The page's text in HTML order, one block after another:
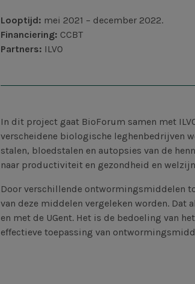
Looptijd: mei 2021 – december 2022.
Financiering: CCBT
Partners: ILVO
In dit project gaat BioForum samen met
verscheidene biologische leghenbedrijven
stalen, bloedstalen en autopsies van de
naar productiviteit en gezondheid en
Door verschillende ontwormingsmiddelen
van deze middelen vergeleken worden.
en met de UGent. Het is de bedoeling van
effectieve toepassing van